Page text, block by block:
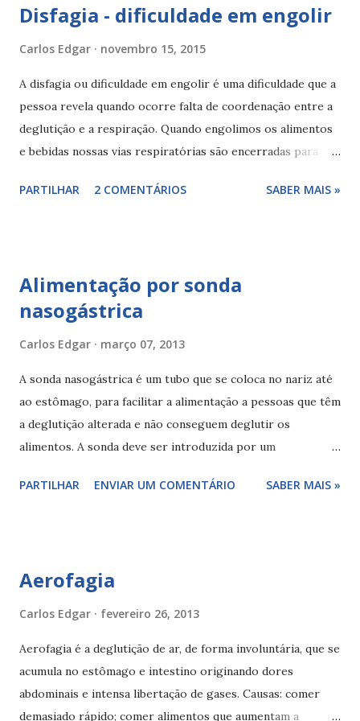
Disfagia - dificuldade em engolir
Carlos Edgar novembro 15, 2015
A disfagia ou dificuldade em engolir é uma dificuldade que a
pessoa revela quando ocorre falta de coordenação entre a
deglutição e a respiração. Quando engolimos os alimentos
e bebidas nossas vias respiratórias são encerradas para
pessoa que sofre de disfagia esse encerramento está
respiratórias e infecções respiratórias (pneumonias).
Nutilis powder® - espessante alimentar A dificuldade em
doença, como no caso de AVC ou esclerose, acidente ou
traumatismo, a pessoa com dificuldade em engolir ou
disfagia revela, normalmente, alguns sinais de alerta que
passam pela tosse ou engasgamento frequentes, dificuldade
em engolir, voz molhada, fala anasalada, perda
PARTILHAR 2 COMENTÁRIOS SABER MAIS »
Alimentação por sonda
nasogástrica
Carlos Edgar março 07, 2013
A sonda nasogástrica é um tubo que se coloca no nariz até
ao estômago, para facilitar a alimentação a pessoas que têm
a deglutição alterada e não conseguem deglutir os
alimentos. A sonda deve ser introduzida por um
dependendo do tipo de sonda. Ao longo do período de
dentes todos os dias (pasta ou solução desinfetante) e
dieta líquida ou pastosa através de uma seringa (leite,
papas, batidos de fruta, sumos naturais e sopa de legumes
com carne ou peixe (de preferência uma ao almoço e outra
ao jantar). A alimentação deve ser fornecida com o doente
PARTILHAR ENVIAR UM COMENTÁRIO SABER MAIS »
Aerofagia
Carlos Edgar fevereiro 26, 2013
Aerofagia é a deglutição de ar, de forma involuntária, que se
acumula no estômago e intestino originando dores
abdominais e intensa libertação de gases. Causas: comer
demasiado rápido; comer alimentos que aumentam a